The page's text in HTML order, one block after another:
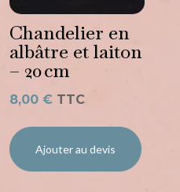
Chandelier en
albâtre et laiton
– 20 cm
8,00€ TTC
Ajouter au devis